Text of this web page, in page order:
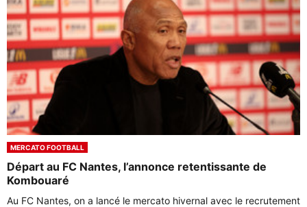
MERCATO FOOTBALL
Départ au FC Nantes, l’annonce retentissante de
Kombouaré
Au FC Nantes, on a lancé le mercato hivernal avec le recrutement